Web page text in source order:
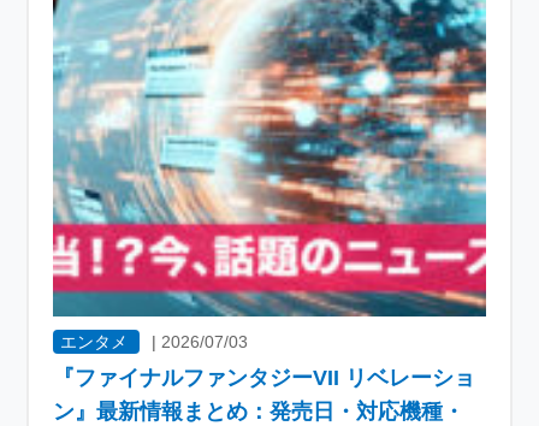
エンタメ | 2026/07/03
『ファイナルファンタジーVII リベレーショ
ン』最新情報まとめ：発売日・対応機種・